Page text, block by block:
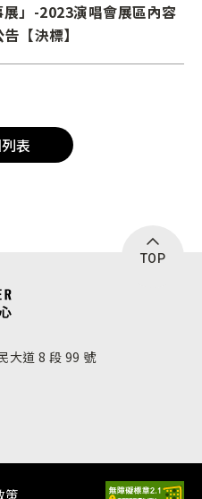
展」-2023演唱會展區內容
【決標】
表
TOP
大道 8 段 99 號
策